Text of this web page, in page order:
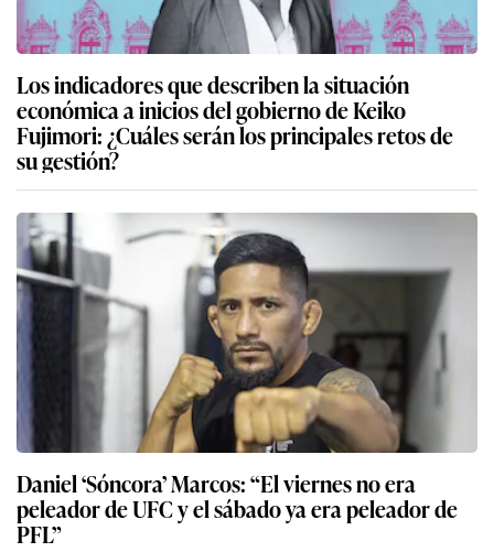
Los indicadores que describen la situación
económica a inicios del gobierno de Keiko
Fujimori: ¿Cuáles serán los principales retos de
su gestión?
Daniel ‘Sóncora’ Marcos: “El viernes no era
peleador de UFC y el sábado ya era peleador de
PFL”